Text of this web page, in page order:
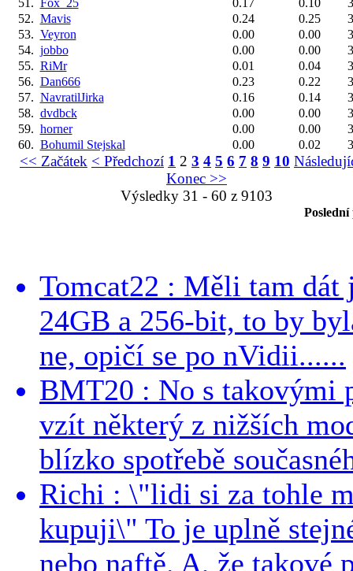
51. Fox_25 0.17 0.10
52. Mavis 0.24 0.25
53. Veyron 0.00 0.00
54. jobbo 0.00 0.00
55. RiMr 0.01 0.04
56. Dan666 0.23 0.22
57. NavratilJirka 0.16 0.14
58. dvdbck 0.00 0.00
59. horner 0.00 0.00
60. Bohumil Stejskal 0.00 0.02
<< Začátek < Předchozí 1 2 3 4 5 6 7 8 9 10
Konec >>
Výsledky 31 - 60 z 9103
Tomcat22 : Měli tam dát
24GB a 256-bit, to by
ne, opičí se po nVidii......
BMT20 : No s takovými
vzít některý z nižších
blízko spotřebě
Richi : \"lidi si za tohle
kupuji\" To je uplně
nebo naftě. A, že takové